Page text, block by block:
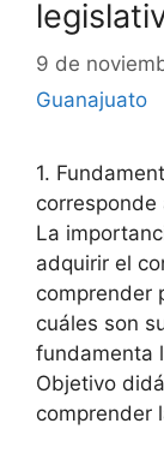
9 de
Guanajuato
1.
corresponde
La
adquirir el
comprender
cuáles son
fundamenta
Objetivo
comprender